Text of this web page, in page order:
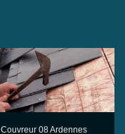
Couvreur 08 Ardennes